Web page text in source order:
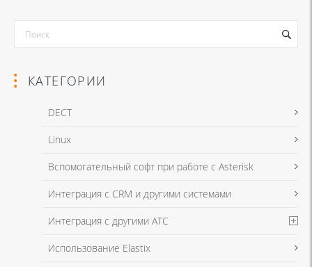
Я даю согласие на обработку моих персональных данных для связи
в соответствии сПолитикой в отношении обработки персональных
Я даю согласие на обработку моих персональных данных для связи
в соответствии с Политикой в отношении обработки персональных
КАТЕГОРИИ
DECT
Linux
Вспомогательный софт при работе с Asterisk
Интеграция с CRM и другими системами
Интеграция с другими АТС
Использование Elastix